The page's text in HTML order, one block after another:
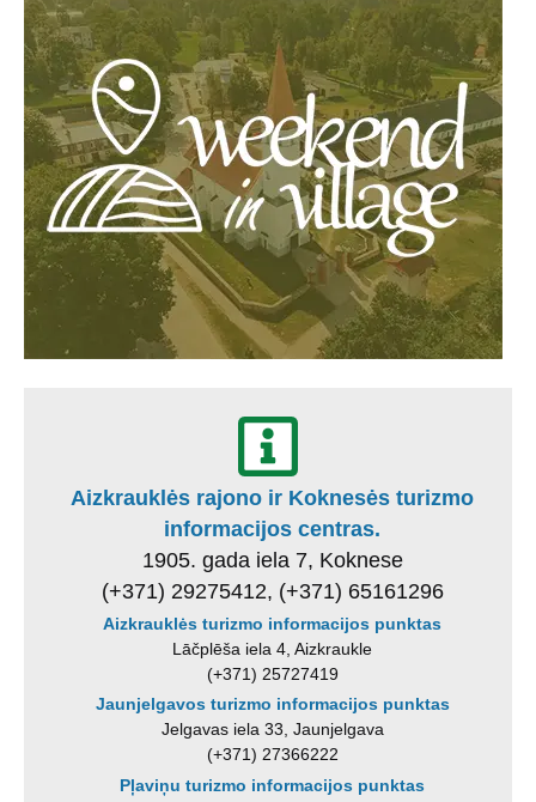
Aizkrauklės rajono ir Koknesės turizmo
informacijos centras.
1905. gada iela 7, Koknese
(+371) 29275412, (+371) 65161296
Aizkrauklės turizmo informacijos punktas
Lāčplēša iela 4, Aizkraukle
(+371) 25727419
Jaunjelgavos turizmo informacijos punktas
Jelgavas iela 33, Jaunjelgava
(+371) 27366222
Pļaviņu turizmo informacijos punktas